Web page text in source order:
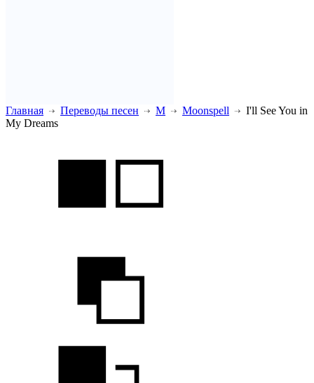
Главная Переводы песен M Moonspell
I'll See You in
My Dreams